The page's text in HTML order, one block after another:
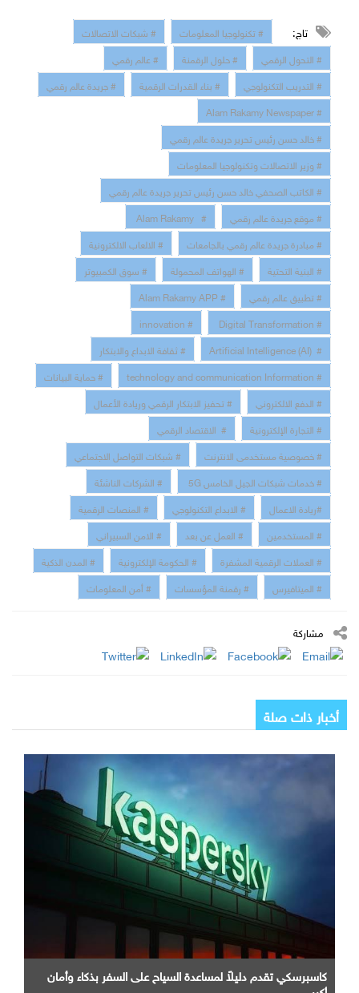
تاج: # تكنولوجيا المعلومات
# شبكات الاتصالات
# التحول الرقمي
# حلول الرقمنة
# عالم رقمي
# التدريب التكنولوجي
# بناء القدرات الرقمية
# جريدة عالم رقمي
# Alam Rakamy Newspaper
# خالد حسن رئيس تحرير جريدة عالم رقمي
# وزير الاتصالات وتكنولوجيا المعلومات
# الكاتب الصحفي خالد حسن رئيس تحرير جريدة عالم رقمي
# موقع جريدة عالم رقمي
# Alam Rakamy
# مبادرة جريدة عالم رقمي بالجامعات
# الالعاب الالكترونية
# البنية التحتية
# الهواتف المحمولة
# سوق الكمبيوتر
# تطبيق عالم رقمي
# Alam Rakamy APP
# Digital Transformation
# innovation
# Artificial Intelligence (AI)
# ثقافة الابداع والابتكار
# technology and communication Information
# حماية البيانات
# الدفع الالكتروني
# تحفيز الابتكار الرقمي وريادة الأعمال
# التجارة الإلكترونية
# الاقتصاد الرقمي
# خصوصية مستخدمى الانترنت
# شبكات التواصل الاجتماعي
# خدمات شبكات الجيل الخامس 5G
# الشركات الناشئة
#ريادة الاعمال
# الابداع التكنولوجي
# المنصات الرقمية
# المستخدمين
# العمل عن بعد
# الامن السبيراني
# العملات الرقمية المشفرة
# الحكومة الإلكترونية
# المدن الذكية
# الميتافيرس
# رقمنة المؤسسات # أمن المعلومات
مشاركة
أخبار ذات صلة
كاسبرسكي تقدم دليلاً لمساعدة السياح على السفر بذكاء وأمان